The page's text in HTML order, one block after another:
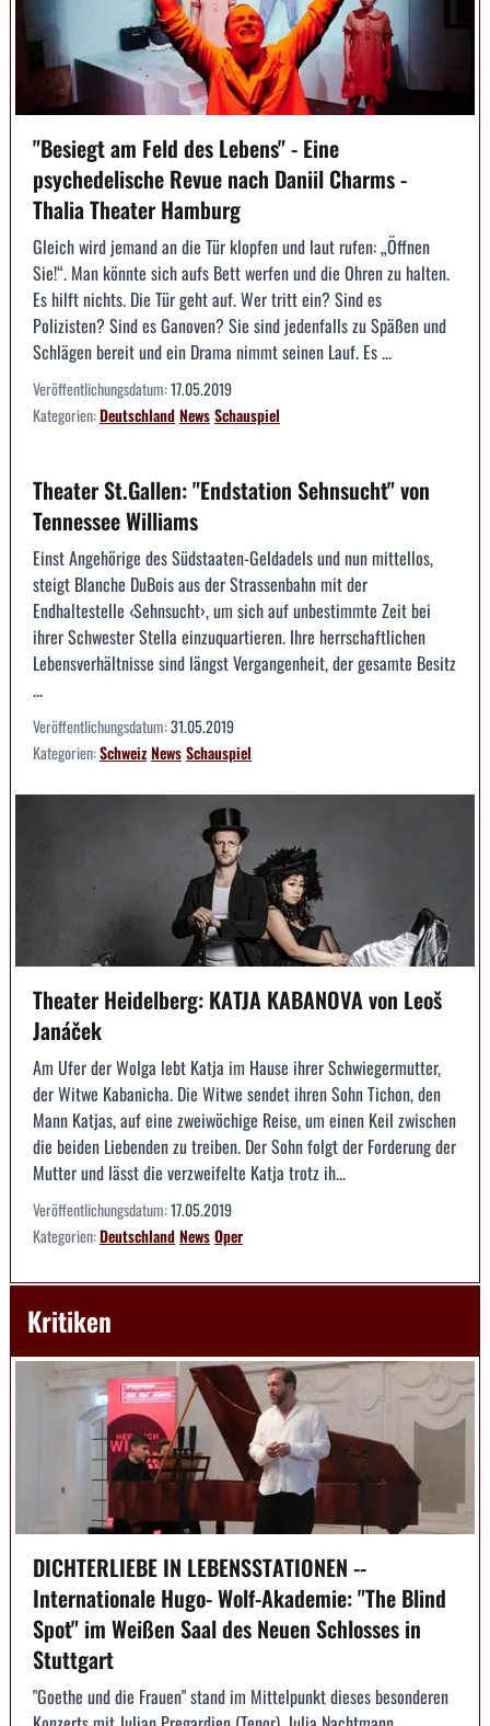
"Besiegt am Feld des Lebens" - Eine
psychedelische Revue nach Daniil Charms -
Thalia Theater Hamburg
Gleich wird jemand an die Tür klopfen und laut rufen: „Öffnen
Sie!“. Man könnte sich aufs Bett werfen und die Ohren zu halten.
Es hilft nichts. Die Tür geht auf. Wer tritt ein? Sind es
Polizisten? Sind es Ganoven? Sie sind jedenfalls zu Späßen und
Schlägen bereit und ein Drama nimmt seinen Lauf. Es ...
Veröffentlichungsdatum:17.05.2019
Kategorien:DeutschlandNewsSchauspiel
Theater St.Gallen: "Endstation Sehnsucht" von
Tennessee Williams
Einst Angehörige des Südstaaten-Geldadels und nun mittellos,
steigt Blanche DuBois aus der Strassenbahn mit der
Endhaltestelle ‹Sehnsucht›, um sich auf unbestimmte Zeit bei
ihrer Schwester Stella einzuquartieren. Ihre herrschaftlichen
Lebensverhältnisse sind längst Vergangenheit, der gesamte Besitz
...
Veröffentlichungsdatum:31.05.2019
Kategorien:SchweizNewsSchauspiel
Theater Heidelberg: KATJA KABANOVA von Leoš
Janáček
Am Ufer der Wolga lebt Katja im Hause ihrer Schwiegermutter,
der Witwe Kabanicha. Die Witwe sendet ihren Sohn Tichon, den
Mann Katjas, auf eine zweiwöchige Reise, um einen Keil zwischen
die beiden Liebenden zu treiben. Der Sohn folgt der Forderung der
Mutter und lässt die verzweifelte Katja trotz ih...
Veröffentlichungsdatum:17.05.2019
Kategorien:DeutschlandNewsOper
Kritiken
DICHTERLIEBE IN LEBENSSTATIONEN --
Internationale Hugo- Wolf-Akademie: "The Blind
Spot" im Weißen Saal des Neuen Schlosses in
Stuttgart
"Goethe und die Frauen" stand im Mittelpunkt dieses besonderen